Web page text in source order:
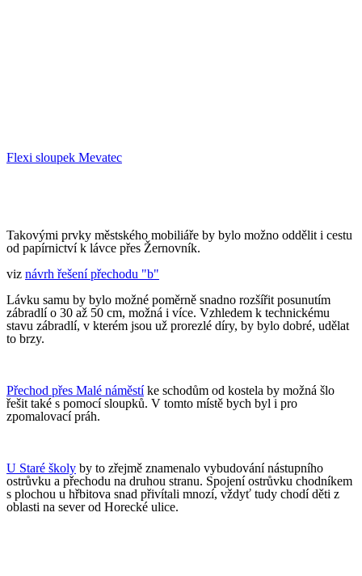
Flexi sloupek Mevatec
Takovými prvky městského mobiliáře by bylo možno oddělit i cestu
od papírnictví k lávce přes Žernovník.
viz návrh řešení přechodu "b"
Lávku samu by bylo možné poměrně snadno rozšířit posunutím
zábradlí o 30 až 50 cm, možná i více. Vzhledem k technickému
stavu zábradlí, v kterém jsou už prorezlé díry, by bylo dobré, udělat
to brzy.
Přechod přes Malé náměstíke schodům od kostela by možná šlo
řešit také s pomocí sloupků. V tomto místě bych byl i pro
zpomalovací práh.
U Staré školy by to zřejmě znamenalo vybudování nástupního
ostrůvku a přechodu na druhou stranu. Spojení ostrůvku chodníkem
s plochou u hřbitova snad přivítali mnozí, vždyť tudy chodí děti z
oblasti na sever od Horecké ulice.